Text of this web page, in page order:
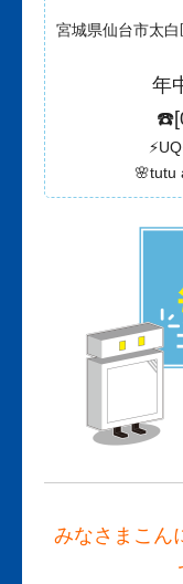
宮城県仙台市太
年
☎️[
🌸tutu
みなさまこん